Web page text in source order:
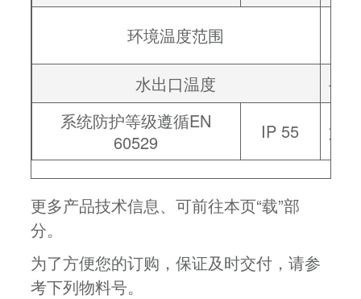
环境温度范围
水出口温度
+1
系统防护等级遵循EN
60529
IP 55 如
更多产品技术信息、可前往本页“载”部
分。
为了方便您的订购，保证及时交付，请参
考下列物料号。